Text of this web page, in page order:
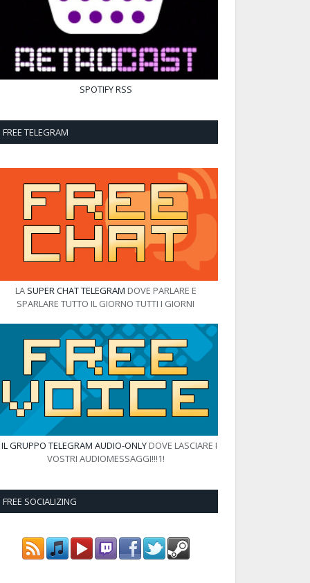
SPOTIFYRSS
FREE TELEGRAM
LA SUPER CHAT TELEGRAM DOVE PARLARE E
SPARLARE TUTTO IL GIORNO TUTTI I GIORNI
IL GRUPPO TELEGRAM AUDIO-ONLYDOVE LASCIARE I
VOSTRI AUDIOMESSAGGI!!!1!
FREE SOCIALIZING